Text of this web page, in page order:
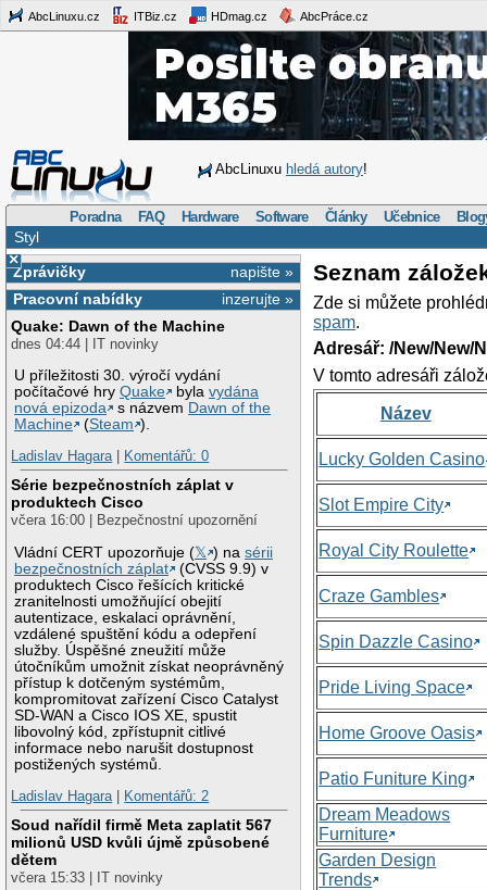
AbcLinuxu.cz ITBiz.cz HDmag.cz AbcPráce.cz
AbcLinuxu hledá autory!
Poradna FAQ Hardware Software Články Učebnice
Styl
×
napište »
Zprávičky
inzerujte »
Pracovní nabídky
Quake: Dawn of the Machine
dnes 04:44 | IT novinky
U příležitosti 30. výročí vydání
počítačové hryQuake bylavydána
nová epizoda
s názvem Dawn of the
Machine
(Steam ).
Ladislav Hagara| Komentářů: 0
Série bezpečnostních záplat v
produktech Cisco
včera 16:00 | Bezpečnostní upozornění
Vládní CERT upozorňuje (𝕏 ) nasérii
bezpečnostních záplat
(CVSS 9.9) v
produktech Cisco řešících kritické
zranitelnosti umožňující obejití
autentizace, eskalaci oprávnění,
vzdálené spuštění kódu a odepření
služby. Úspěšné zneužití může
útočníkům umožnit získat neoprávněný
přístup k dotčeným systémům,
kompromitovat zařízení Cisco Catalyst
SD-WAN a Cisco IOS XE, spustit
libovolný kód, zpřístupnit citlivé
informace nebo narušit dostupnost
postižených systémů.
Ladislav Hagara| Komentářů: 2
Soud nařídil firmě Meta zaplatit 567
milionů USD kvůli újmě způsobené
dětem
včera 15:33 | IT novinky
Seznam
Zde si můžete
spam.
Adresář: /New/New/
V tomto adresáři
Název
Lucky Golden Casino
Slot Empire City
Royal City Roulette
Craze Gambles
Spin Dazzle Casino
Pride Living Space
Home Groove Oasis
Patio Funiture King
Dream Meadows
Furniture
Garden Design
Trends